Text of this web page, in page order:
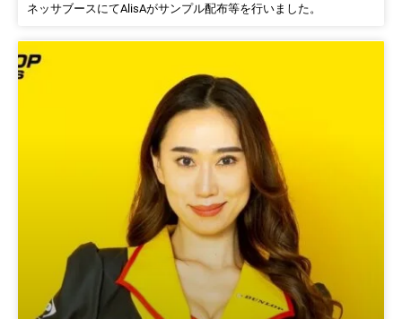
ネッサブースにてAlisAがサンプル配布等を行いました。